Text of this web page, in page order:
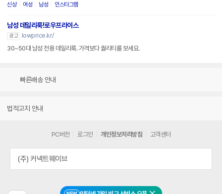
신상 여성 남성 인스타그램
남성 데일리룩!로우프라이스
광고
lowprice.kr/
30~50대 남성 전용 데일리룩. 가격보다 퀄리티를 보세요.
빠른배송 안내
법적고지 안내
PC버전 로그인 개인정보처리방침 고객센터
(주) 커넥트웨이브